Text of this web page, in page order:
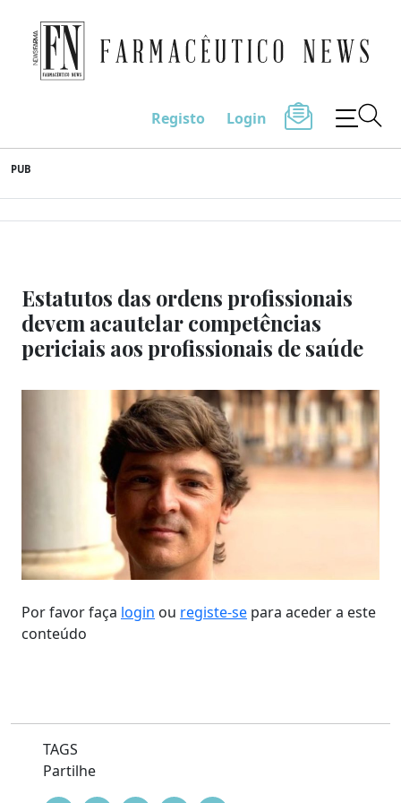
to
content
Farmacêutico News
Registo Login
PUB
Estatutos das ordens profissionais
devem acautelar competências
periciais aos profissionais de saúde
Por favor faça login ou registe-se para aceder a este
conteúdo
TAGS
Partilhe